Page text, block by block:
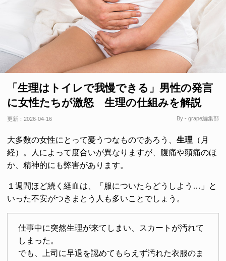
「生理はトイレで我慢できる」男性の発言
に女性たちが激怒 生理の仕組みを解説
更新： 2026-04-16 By - grape編集部
大多数の女性にとって憂うつなものであろう、 生理 （月
経）。人によって度合いが異なりますが、腹痛や頭痛のほ
か、精神的にも弊害があります。
１週間ほど続く経血は、「服についたらどうしよう…」と
いった不安がつきまとう人も多いことでしょう。
仕事中に突然生理が来てしまい、スカートが汚れて
しまった。
でも、上司に早退を認めてもらえず汚れた衣服のま